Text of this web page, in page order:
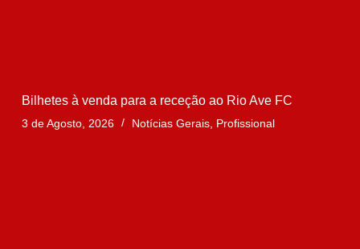
Bilhetes à venda para a receção ao Rio Ave FC
3 de Agosto, 2026 Notícias Gerais, Profissional